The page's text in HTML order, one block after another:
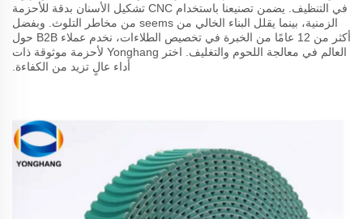
في التنظيف. يضمن تصنيعنا باستخدام CNC تشكيل الأسنان بدقة للأحزمة
الزمنية، بينما يقلل البناء الخالي من seems من مخاطر التلوث. وبفضل
أكثر من 12 عامًا من الخبرة في تخصيص الطلاءات، نخدم عملاء B2B حول
العالم في معالجة اللحوم والتغليف. اختر Yonghang لأحزمة موثوقة ذات
أداء عالٍ تزيد من الكفاءة.